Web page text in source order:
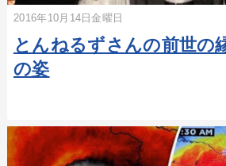
2016年10月14日金曜日
とんねるずさんの前世の
の姿